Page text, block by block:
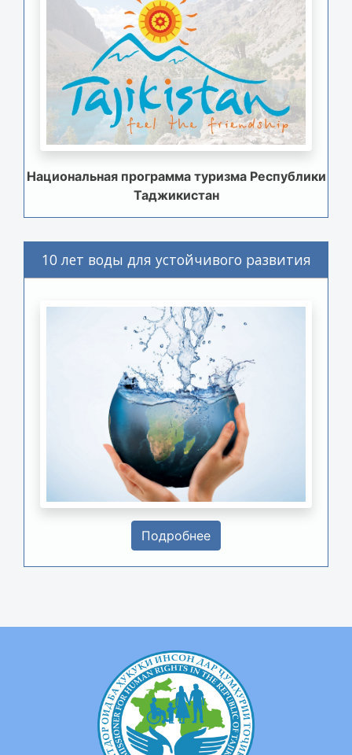
Национальная программа туризма Республики
Таджикистан
10 лет воды для устойчивого развития
Подробнее